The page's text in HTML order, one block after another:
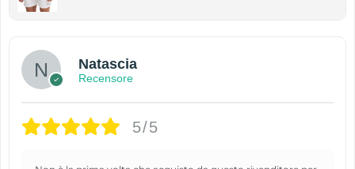
Natascia
Recensore
5/5